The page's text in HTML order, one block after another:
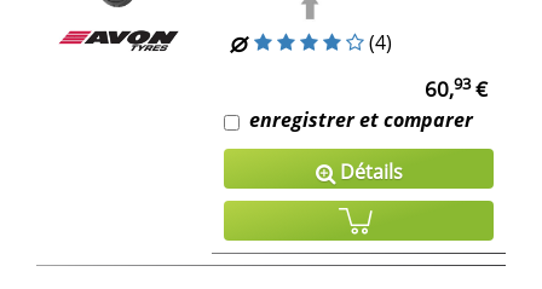
(4)
60,93€
enregistrer et comparer
Détails